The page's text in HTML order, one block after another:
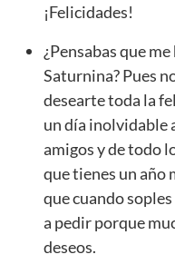
¡Felicidades!
¿Pensabas que
Saturnina? Pues
desearte toda la
un día inolvidable
amigos y de todo
que tienes un año
que cuando
a pedir porque
deseos.